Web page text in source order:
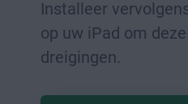
Installeer
op uw iPad om
dreigingen.